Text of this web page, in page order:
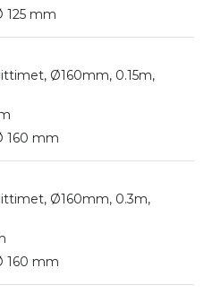
125 mm
Ø160mm, 0.15m,
160 mm
Ø160mm, 0.3m,
160 mm